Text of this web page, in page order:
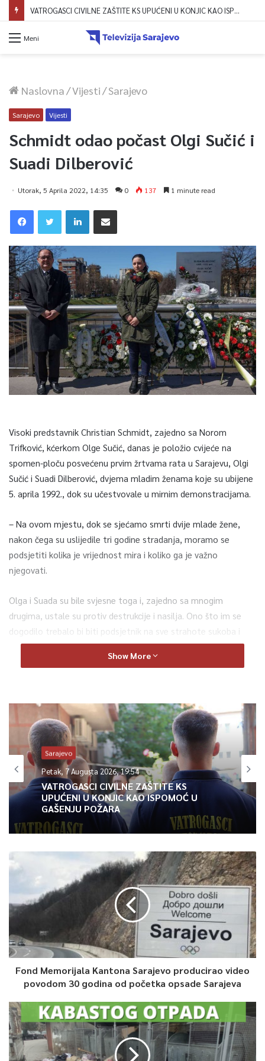
VATROGASCI CIVILNE ZAŠTITE KS UPUĆENI U KONJIC KAO ISPOMOĆ U GAŠENJU POŽARA
Meni
Naslovna/Vijesti/Sarajevo
Sarajevo Vijesti
Schmidt odao počast Olgi Sučić i
Suadi Dilberović
Utorak, 5 Aprila 2022, 14:35 0 137 1 minute read
Visoki predstavnik Christian Schmidt, zajedno sa Norom
Trifković, kćerkom Olge Sučić, danas je položio cvijeće na
spomen-ploču posvećenu prvim žrtvama rata u Sarajevu, Olgi
Sučić i Suadi Dilberović, dvjema mladim ženama koje su ubijene
5. aprila 1992., dok su učestvovale u mirnim demonstracijama.
– Na ovom mjestu, dok se sjećamo smrti dvije mlade žene,
nakon čega su uslijedile tri godine stradanja, moramo se
podsjetiti kolika je vrijednost mira i koliko ga je važno
njegovati.
Olga i Suada su bile svjesne toga i, zajedno sa mnogim
drugima, ustale su protiv destrukcije i nasilja. Ono što im se
dogodilo trebalo bi biti podsjetnik na sve strahote sukoba i
rata, kao i podsjetnik da se bolja budućnost može graditi samo
dijalogom, međusobnim poštovanjem i pomirenjem. To je put
za mir – rekao je visoki predstavnik, saopćeno je iz OHR-a.
0
Article Rating
Show More
Sarajevo
Petak, 7 Augusta 2026, 19:54
VATROGASCI CIVILNE ZAŠTITE KS
UPUĆENI U KONJIC KAO ISPOMOĆ U
GAŠENJU POŽARA
Fond Memorijala Kantona Sarajevo producirao video
povodom 30 godina od početka opsade Sarajeva